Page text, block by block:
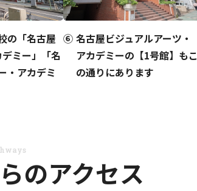
の「名古屋
ミー」「名
・アカデミ
名古屋ビジュアルアーツ・
アカデミーの【1号館】もこ
の通りにあります
のアクセス